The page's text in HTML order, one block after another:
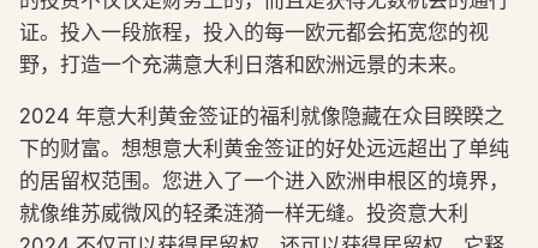
证。投入一段旅程，投入的每一欧元都会拓宽您的视
野，打造一个充满意大利日落和欧洲远景的未来。
2024 年意大利黄金签证的福利就像隐藏在众目睽睽之
下的财富。想想意大利黄金签证的好处远远超出了单纯
的居留权范围。您进入了一个进入欧洲申根区的境界，
就像维苏威微风的轻柔涟漪一样无缝。投资意大利